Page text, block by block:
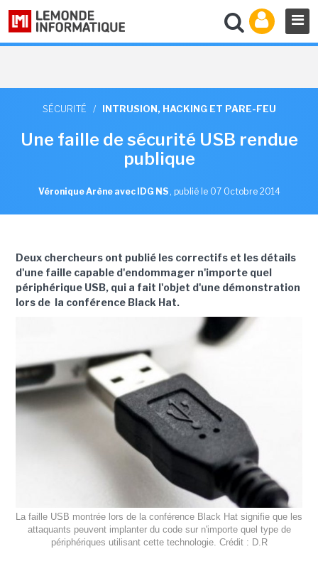
SÉCURITÉ / INTRUSION, HACKING ET PARE-FEU
Une faille de sécurité USB rendue
publique
Véronique Arène avec IDG NS , publié le 07 Octobre 2014
Deux chercheurs ont publié les correctifs et les détails
d'une faille capable d'endommager n'importe quel
périphérique USB, qui a fait l'objet d'une démonstration
lors de la conférence Black Hat.
La faille USB montrée lors de la conférence Black Hat signifie que les
attaquants peuvent implanter du code sur n'importe quel type de
périphériques utilisant cette technologie. Crédit : D.R